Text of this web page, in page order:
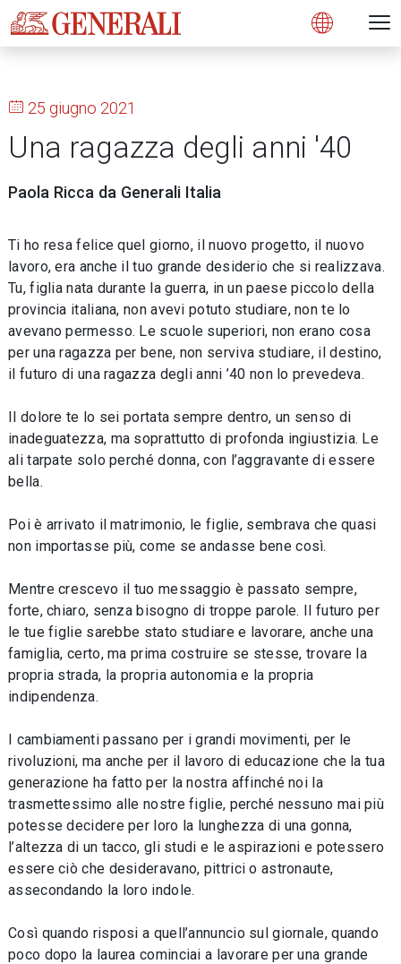
Open
25 giugno 2021
Una ragazza degli anni '40
Paola Ricca da Generali Italia
Ti ho resa felice quel giorno, il nuovo progetto, il nuovo
lavoro, era anche il tuo grande desiderio che si realizzava.
Tu, figlia nata durante la guerra, in un paese piccolo della
provincia italiana, non avevi potuto studiare, non te lo
avevano permesso. Le scuole superiori, non erano cosa
per una ragazza per bene, non serviva studiare, il destino,
il futuro di una ragazza degli anni ’40 non lo prevedeva.
Il dolore te lo sei portata sempre dentro, un senso di
inadeguatezza, ma soprattutto di profonda ingiustizia. Le
ali tarpate solo perché donna, con l’aggravante di essere
bella.
Poi è arrivato il matrimonio, le figlie, sembrava che quasi
non importasse più, come se andasse bene così.
Mentre crescevo il tuo messaggio è passato sempre,
forte, chiaro, senza bisogno di troppe parole. Il futuro per
le tue figlie sarebbe stato studiare e lavorare, anche una
famiglia, certo, ma prima costruire se stesse, trovare la
propria strada, la propria autonomia e la propria
indipendenza.
I cambiamenti passano per i grandi movimenti, per le
rivoluzioni, ma anche per il lavoro di educazione che la tua
generazione ha fatto per la nostra affinché noi la
trasmettessimo alle nostre figlie, perché nessuno mai più
potesse decidere per loro la lunghezza di una gonna,
l’altezza di un tacco, gli studi e le aspirazioni e potessero
essere ciò che desideravano, pittrici o astronaute,
assecondando la loro indole.
Così quando risposi a quell’annuncio sul giornale, quando
poco dopo la laurea cominciai a lavorare per una grande